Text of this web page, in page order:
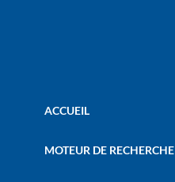
ACCUEIL
MOTEUR DE RECHERCHE